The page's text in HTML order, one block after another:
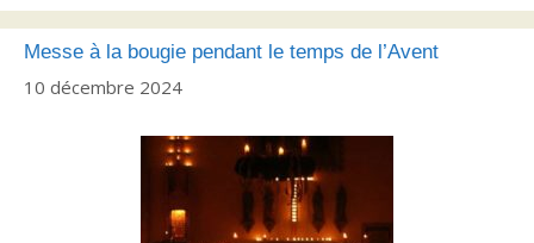
Messe à la bougie pendant le temps de l’Avent
10 décembre 2024